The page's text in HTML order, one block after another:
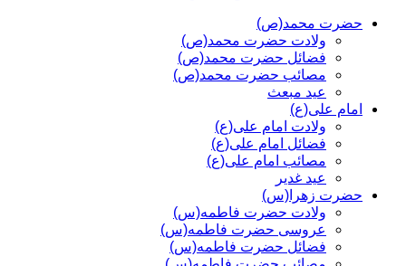
حضرت محمد(ص)
ولادت حضرت محمد(ص)
فضائل حضرت محمد(ص)
مصائب حضرت محمد(ص)
عید مبعث
امام علی(ع)
ولادت امام علی(ع)
فضائل امام علی(ع)
مصائب امام علی(ع)
عید غدیر
حضرت زهرا(س)
ولادت حضرت فاطمه(س)
عروسی حضرت فاطمه(س)
فضائل حضرت فاطمه(س)